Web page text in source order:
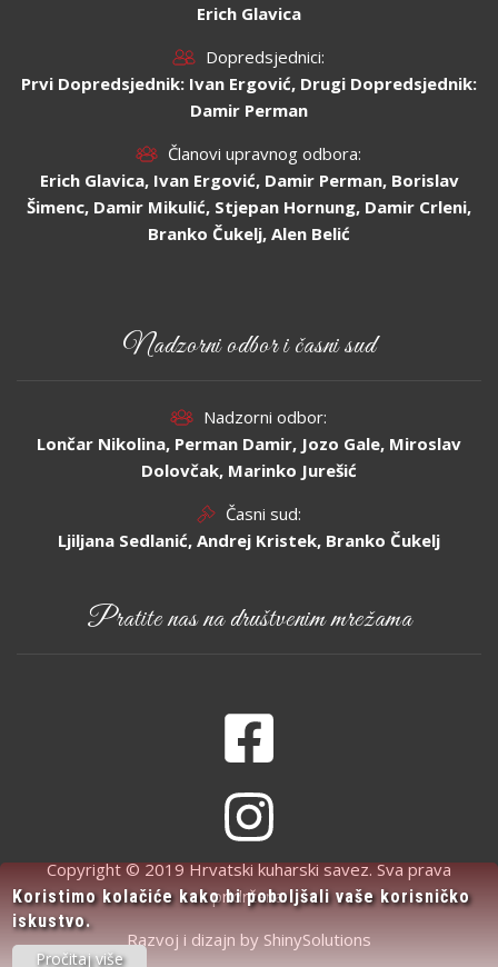
Erich Glavica
Dopredsjednici:
Prvi Dopredsjednik: Ivan Ergović, Drugi Dopredsjednik:
Damir Perman
Članovi upravnog odbora:
Erich Glavica, Ivan Ergović, Damir Perman, Borislav
Šimenc, Damir Mikulić, Stjepan Hornung, Damir Crleni,
Branko Čukelj, Alen Belić
Nadzorni odbor i časni sud
Nadzorni odbor:
Lončar Nikolina, Perman Damir, Jozo Gale, Miroslav
Dolovčak, Marinko Jurešić
Časni sud:
Ljiljana Sedlanić, Andrej Kristek, Branko Čukelj
Pratite nas na društvenim mrežama
Copyright © 2019 Hrvatski kuharski savez. Sva prava
pridržana.
Razvoj i dizajn by ShinySolutions
Koristimo kolačiće kako bi poboljšali vaše korisničko
iskustvo.
Pročitaj više